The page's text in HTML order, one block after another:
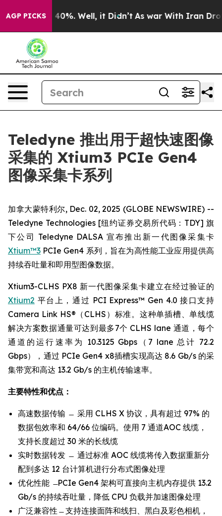
AGP PICKS
Around 40%. Well, it Didn’t As war With Iran Drove
Teledyne 推出用于超快速图像
采集的 Xtium3 PCIe Gen4
图像采集卡系列
加拿大蒙特利尔, Dec. 02, 2025 (GLOBE NEWSWIRE) --
Teledyne Technologies [纽约证券交易所代码：TDY] 旗
下公司 Teledyne DALSA 宣布推出新一代图像采集卡
Xtium™3 PCIe Gen4 系列，旨在为高性能工业应用提供高
持续吞吐量和即用型图像数据。
Xtium3-CLHS PX8 新一代图像采集卡建立在经过验证的
Xtium2 平台上，通过 PCI Express™ Gen 4.0 接口支持
Camera Link HS®（CLHS）标准。这种单插槽、单线缆
解决方案数据通量可达到最多7个 CLHS lane 通道，每个
通道的运行速率为 10.3125 Gbps（7 lane 总计 72.2
Gbps），通过 PCIe Gen4 x8插槽实现高达 8.6 Gb/s 的采
集带宽和高达 13.2 Gb/s 的主机传输速率。
主要特性和优点：
高速数据传输 ̶ 采用 CLHS X 协议，具有超过 97% 的
数据包效率和 64/66 位编码。使用 7 通道AOC 线缆，
支持长度超过 30 米的长线缆
实时数据转发 ̶ 通过标准 AOC 线缆将传入数据重新分
配到多达 12 台计算机进行分布式图像处理
优化性能 ̶ PCIe Gen4 架构可直接向主机内存提供 13.2
Gb/s 的持续吞吐量，降低 CPU 负载并加速图像处理
广泛兼容性 ̶ 支持连接面阵和线扫、黑白及彩色相机，